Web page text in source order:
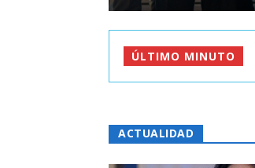
ÚLTIMO MINUTO
ACTUALIDAD